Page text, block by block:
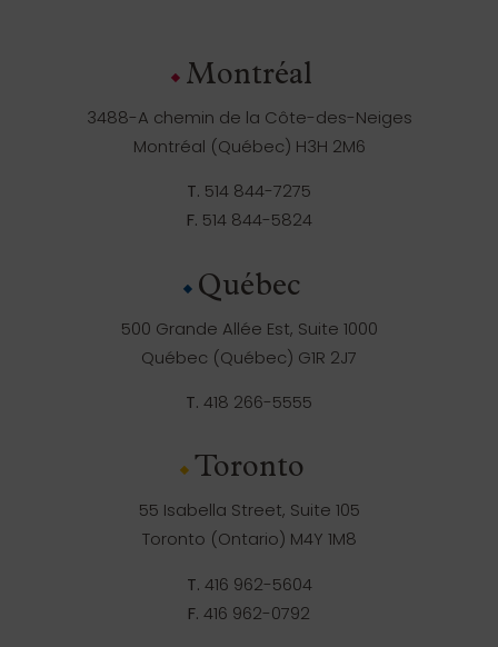
Montréal
3488-A chemin de la Côte-des-Neiges
Montréal (Québec) H3H 2M6
T. 514 844-7275
F. 514 844-5824
Québec
500 Grande Allée Est, Suite 1000
Québec (Québec) G1R 2J7
T. 418 266-5555
Toronto
55 Isabella Street, Suite 105
Toronto (Ontario) M4Y 1M8
T. 416 962-5604
F. 416 962-0792